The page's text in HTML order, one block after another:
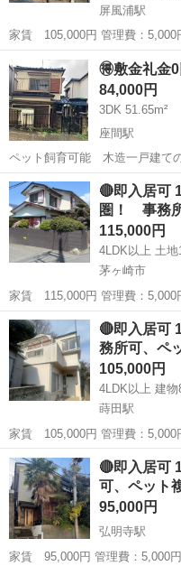
屏風浦駅
家賃 105,000円 管理費：5,000円 【🐤初期費用無料🐤】 仲介
料 ：0円 敷金 ：0円
神奈川 横浜市 屏風浦駅
🉐敷金礼金
84,000円
3DK 51.65m²
座間駅
ペット飼育可能 木造一戸建て
を抑えたい方にオススメ
神奈川 座間市 座間駅
🔴即入居可
圏！ 事務
115,000円
4LDK以上 土地
茅ヶ崎市
家賃 115,000円 管理費：5,000円 【🐤初期費用無料🐤】 仲介
料 ：0円 敷金 ：0円
神奈川 茅ヶ崎市 一戸建て
🔴即入居可
務所可、ペ
105,000円
4LDK以上 建物
蒔田駅
家賃 105,000円 管理費：5,000円 【🐤初期費用無料🐤】 仲介
料 ：0円 敷金 ：0円
神奈川 横浜市 蒔田駅
🔴即入居
可、ペット
95,000円
弘明寺駅
家賃 95,000円 管理費：5,000円 【🐤初期費用無料🐤】 仲介手数